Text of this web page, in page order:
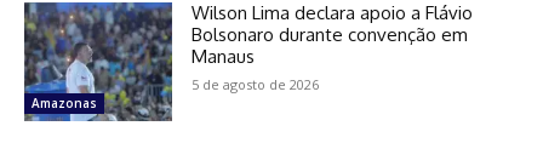
Amazonas
Wilson Lima declara apoio a Flávio
Bolsonaro durante convenção em
Manaus
5 de agosto de 2026